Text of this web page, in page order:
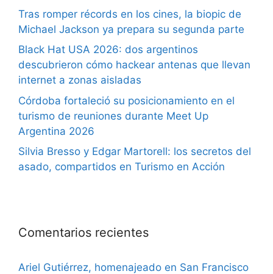
Tras romper récords en los cines, la biopic de
Michael Jackson ya prepara su segunda parte
Black Hat USA 2026: dos argentinos
descubrieron cómo hackear antenas que llevan
internet a zonas aisladas
Córdoba fortaleció su posicionamiento en el
turismo de reuniones durante Meet Up
Argentina 2026
Silvia Bresso y Edgar Martorell: los secretos del
asado, compartidos en Turismo en Acción
Comentarios recientes
Ariel Gutiérrez, homenajeado en San Francisco